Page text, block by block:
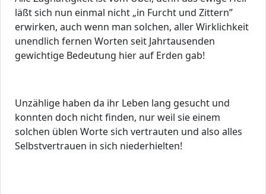
läßt sich nun einmal nicht „in Furcht und Zittern”
erwirken, auch wenn man solchen, aller Wirklichkeit
unendlich fernen Worten seit Jahrtausenden
gewichtige Bedeutung hier auf Erden gab!
Unzählige haben da ihr Leben lang gesucht und
konnten doch nicht finden, nur weil sie einem
solchen üblen Worte sich vertrauten und also alles
Selbstvertrauen in sich niederhielten!